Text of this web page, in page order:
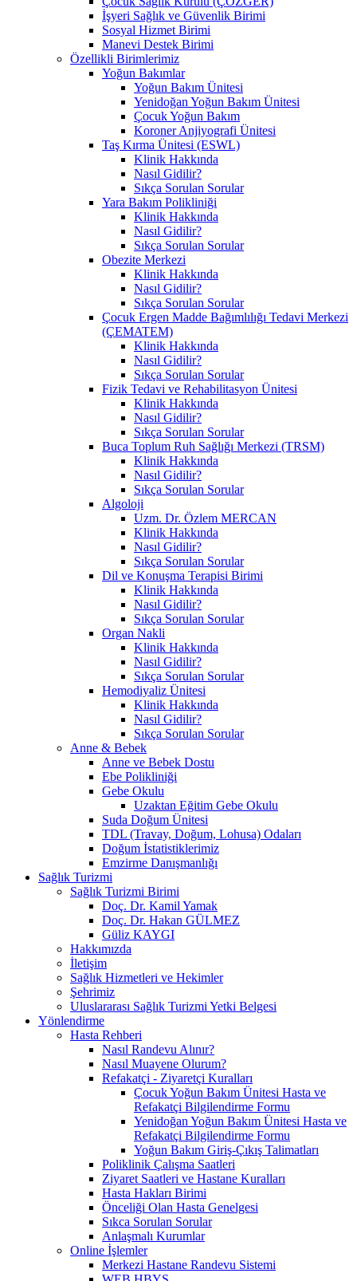
İşyeri Sağlık ve Güvenlik Birimi
Sosyal Hizmet Birimi
Manevi Destek Birimi
Özellikli Birimlerimiz
Yoğun Bakımlar
Yoğun Bakım Ünitesi
Yenidoğan Yoğun Bakım Ünitesi
Çocuk Yoğun Bakım
Koroner Anjiyografi Ünitesi
Taş Kırma Ünitesi (ESWL)
Klinik Hakkında
Nasıl Gidilir?
Sıkça Sorulan Sorular
Yara Bakım Polikliniği
Klinik Hakkında
Nasıl Gidilir?
Sıkça Sorulan Sorular
Obezite Merkezi
Klinik Hakkında
Nasıl Gidilir?
Sıkça Sorulan Sorular
Çocuk Ergen Madde Bağımlılığı Tedavi Merkezi
(ÇEMATEM)
Klinik Hakkında
Nasıl Gidilir?
Sıkça Sorulan Sorular
Fizik Tedavi ve Rehabilitasyon Ünitesi
Klinik Hakkında
Nasıl Gidilir?
Sıkça Sorulan Sorular
Buca Toplum Ruh Sağlığı Merkezi (TRSM)
Klinik Hakkında
Nasıl Gidilir?
Sıkça Sorulan Sorular
Algoloji
Uzm. Dr. Özlem MERCAN
Klinik Hakkında
Nasıl Gidilir?
Sıkça Sorulan Sorular
Dil ve Konuşma Terapisi Birimi
Klinik Hakkında
Nasıl Gidilir?
Sıkça Sorulan Sorular
Organ Nakli
Klinik Hakkında
Nasıl Gidilir?
Sıkça Sorulan Sorular
Hemodiyaliz Ünitesi
Klinik Hakkında
Nasıl Gidilir?
Sıkça Sorulan Sorular
Anne & Bebek
Anne ve Bebek Dostu
Ebe Polikliniği
Gebe Okulu
Uzaktan Eğitim Gebe Okulu
Suda Doğum Ünitesi
TDL (Travay, Doğum, Lohusa) Odaları
Doğum İstatistiklerimiz
Emzirme Danışmanlığı
Sağlık Turizmi
Sağlık Turizmi Birimi
Doç. Dr. Kamil Yamak
Doç. Dr. Hakan GÜLMEZ
Güliz KAYGI
Hakkımızda
İletişim
Sağlık Hizmetleri ve Hekimler
Şehrimiz
Uluslararası Sağlık Turizmi Yetki Belgesi
Yönlendirme
Hasta Rehberi
Nasıl Randevu Alınır?
Nasıl Muayene Olurum?
Refakatçi - Ziyaretçi Kuralları
Çocuk Yoğun Bakım Ünitesi Hasta ve
Refakatçi Bilgilendirme Formu
Yenidoğan Yoğun Bakım Ünitesi Hasta ve
Refakatçi Bilgilendirme Formu
Yoğun Bakım Giriş-Çıkış Talimatları
Poliklinik Çalışma Saatleri
Ziyaret Saatleri ve Hastane Kuralları
Hasta Hakları Birimi
Önceliği Olan Hasta Genelgesi
Sıkca Sorulan Sorular
Anlaşmalı Kurumlar
Online İşlemler
Merkezi Hastane Randevu Sistemi